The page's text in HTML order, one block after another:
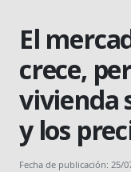
El
crece,
vivienda
y los
Fecha de publicación: 25/